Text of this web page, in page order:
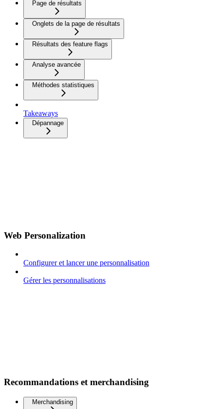
Page de résultats
Onglets de la page de résultats
Résultats des feature flags
Analyse avancée
Méthodes statistiques
Takeaways
Dépannage
Web Personalization
Configurer et lancer une personnalisation
Gérer les personnalisations
Recommandations et merchandising
Merchandising